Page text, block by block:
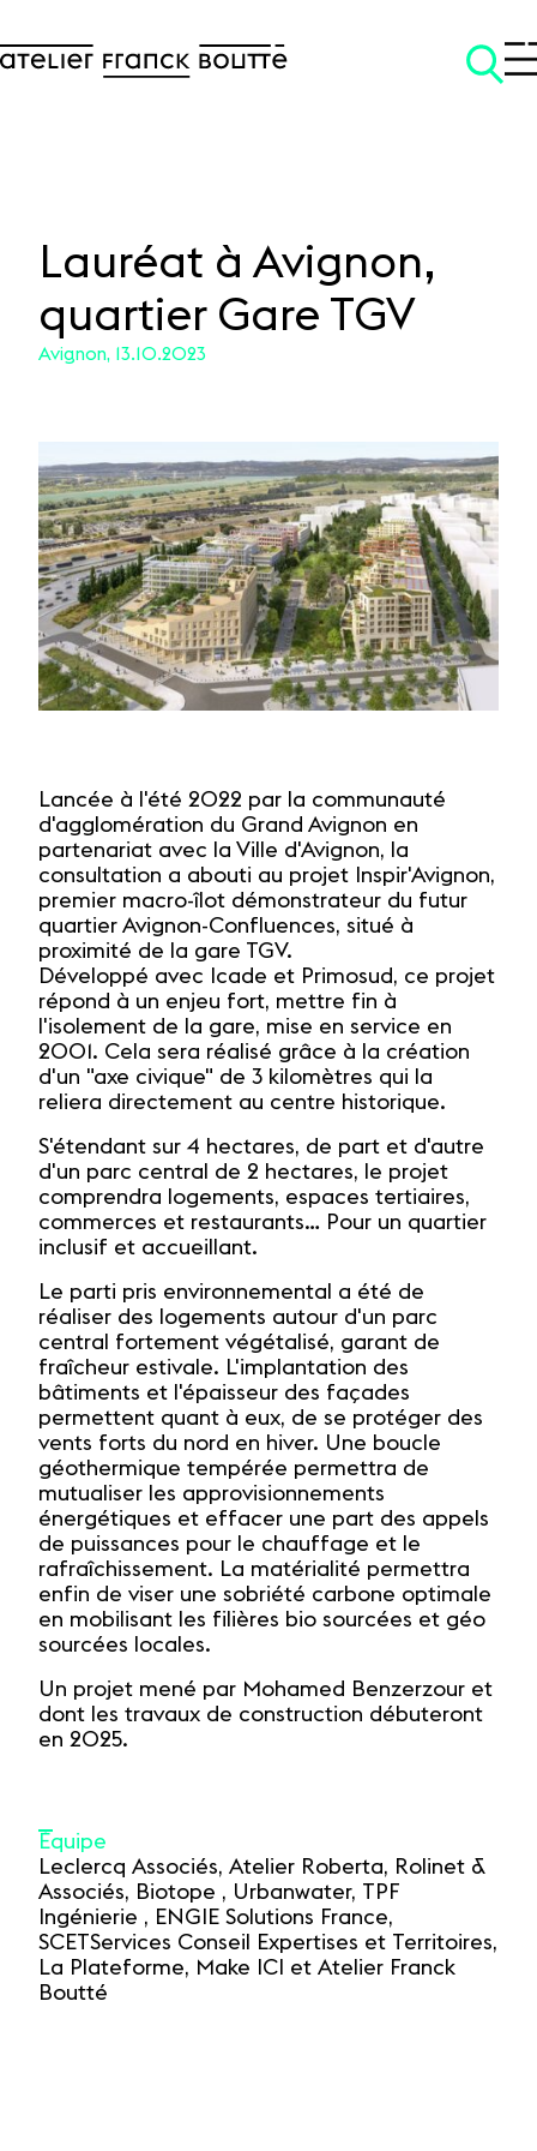
SKIP TO CONTENT
Lauréat à Avignon,
quartier Gare TGV
Avignon, 13.10.2023
Lancée à l'été 2022 par la communauté
d'agglomération du Grand Avignon en
partenariat avec la Ville d'Avignon, la
consultation a abouti au projet Inspir'Avignon,
premier macro-îlot démonstrateur du futur
quartier Avignon-Confluences, situé à
proximité de la gare TGV.
Développé avec Icade et Primosud, ce projet
répond à un enjeu fort, mettre fin à
l'isolement de la gare, mise en service en
2001. Cela sera réalisé grâce à la création
d'un "axe civique" de 3 kilomètres qui la
reliera directement au centre historique.
S'étendant sur 4 hectares, de part et d'autre
d'un parc central de 2 hectares, le projet
comprendra logements, espaces tertiaires,
commerces et restaurants… Pour un quartier
inclusif et accueillant.
Le parti pris environnemental a été de
réaliser des logements autour d'un parc
central fortement végétalisé, garant de
fraîcheur estivale. L'implantation des
bâtiments et l'épaisseur des façades
permettent quant à eux, de se protéger des
vents forts du nord en hiver. Une boucle
géothermique tempérée permettra de
mutualiser les approvisionnements
énergétiques et effacer une part des appels
de puissances pour le chauffage et le
rafraîchissement. La matérialité permettra
enfin de viser une sobriété carbone optimale
en mobilisant les filières bio sourcées et géo
sourcées locales.
Un projet mené par Mohamed Benzerzour et
dont les travaux de construction débuteront
en 2025.
Équipe
Leclercq Associés, Atelier Roberta, Rolinet &
Associés, Biotope , Urbanwater, TPF
Ingénierie , ENGIE Solutions France,
SCETServices Conseil Expertises et Territoires,
La Plateforme, Make ICI et Atelier Franck
Boutté